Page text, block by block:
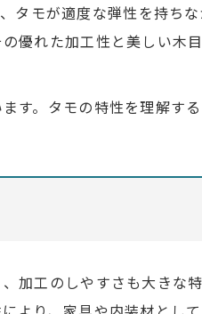
タモが適度な弾性を持ち
優れた加工性と美しい木
す。タモの特性を理解す
加工のしやすさも大きな